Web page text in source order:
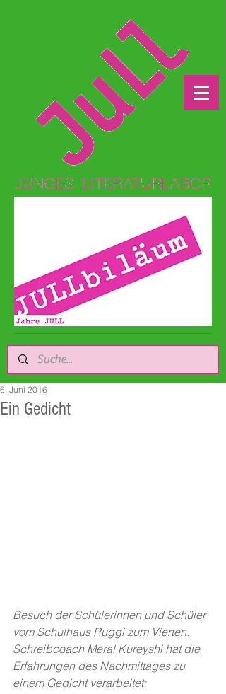
Ein Gedicht
6. Juni 2016
Besuch der Schülerinnen und Schüler
vom Schulhaus Ruggi zum Vierten.
Schreibcoach Meral Kureyshi hat die
Erfahrungen des Nachmittages zu
einem Gedicht verarbeitet: